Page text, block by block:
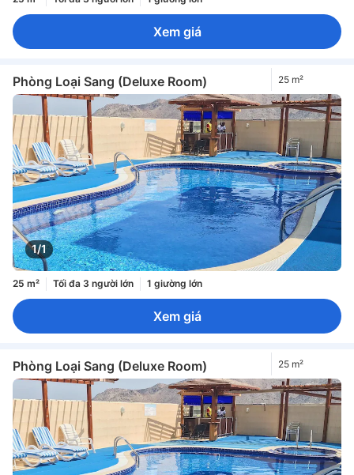
Xem giá
Phòng Loại Sang (Deluxe Room) 25 m²
1/1
25 m² Tối đa 3 người lớn 1 giường lớn
Xem giá
Phòng Loại Sang (Deluxe Room) 25 m²